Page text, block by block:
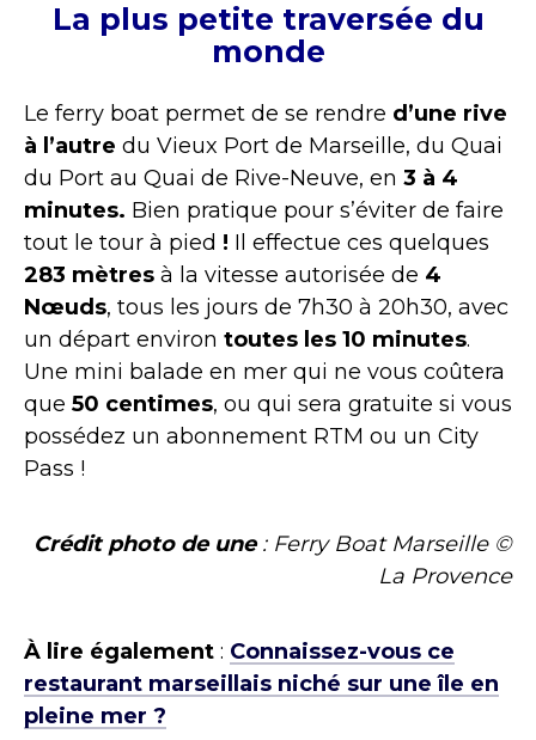
La plus petite traversée du
monde
Le ferry boat permet de se rendre d’une rive
à l’autre du Vieux Port de Marseille, du Quai
du Port au Quai de Rive-Neuve, en 3 à 4
minutes. Bien pratique pour s’éviter de faire
tout le tour à pied ! Il effectue ces quelques
283 mètres à la vitesse autorisée de 4
Nœuds, tous les jours de 7h30 à 20h30, avec
un départ environ toutes les 10 minutes.
Une mini balade en mer qui ne vous coûtera
que 50 centimes, ou qui sera gratuite si vous
possédez un abonnement RTM ou un City
Pass !
Crédit photo de une: Ferry Boat Marseille ©
La Provence
À lire également : Connaissez-vous ce
restaurant marseillais niché sur une île en
pleine mer ?